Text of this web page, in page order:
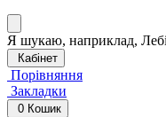
Я шукаю, наприклад,
Кабінет
Порівняння
Закладки
0 Кошик